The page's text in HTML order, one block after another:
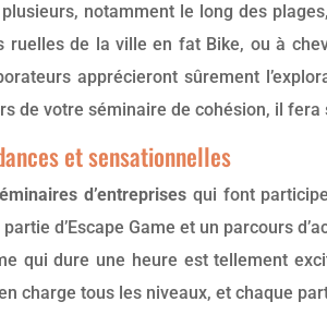
notamment le long des
ruelles de la ville en fat Bike, ou à
apprécieront sûrement
de votre séminaire de cohésion, il fera
et sensationnelles
d’entreprisesqui font
d’Escape Game et un parcours
qui dure une heure est tellement
charge tous les niveaux, et chaque